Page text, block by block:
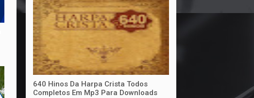
640 Hinos Da Harpa Crista Todos
Completos Em Mp3 Para Downloads